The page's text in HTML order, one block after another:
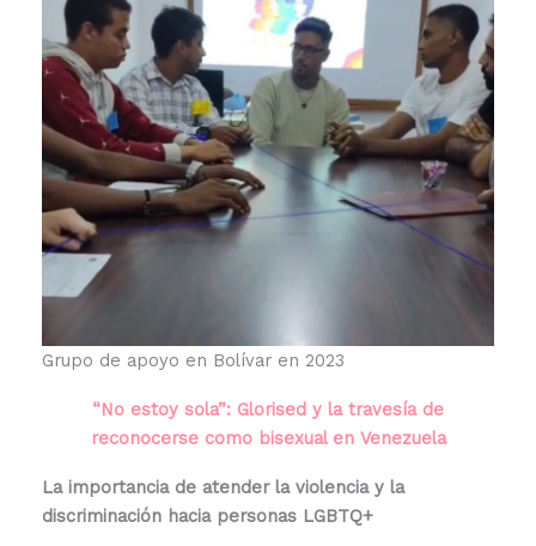
Grupo de apoyo en Bolívar en 2023
“No estoy sola”: Glorised y la travesía de
reconocerse como bisexual en Venezuela
La importancia de atender la violencia y la
discriminación hacia personas LGBTQ+